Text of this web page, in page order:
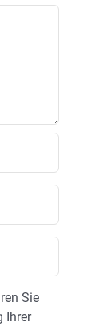
Sie
Ihrer